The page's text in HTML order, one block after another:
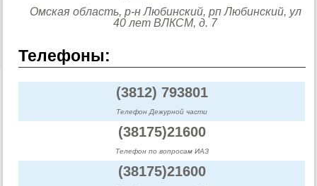
Омская область, р-н Любинский, рп Любинский, ул
40 лет ВЛКСМ, д. 7
Телефоны:
(3812) 793801
Телефон Дежурной части
(38175)21600
Телефон по вопросам ИАЗ
(38175)21600